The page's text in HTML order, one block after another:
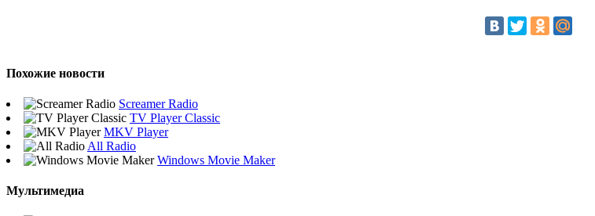
Похожие новости
Screamer Radio
TV Player Classic
MKV Player
All Radio
Windows Movie Maker
Мультимедиа